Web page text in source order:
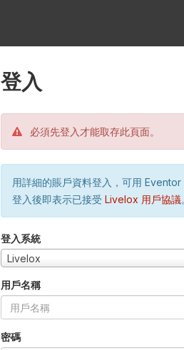
登入
必須先登入才能取存此頁面。
用詳細的賬戶資料登入，可用 Eventor
登入後即表示已接受 Livelox 用戶協議
登入系統
Livelox
用戶名稱
密碼